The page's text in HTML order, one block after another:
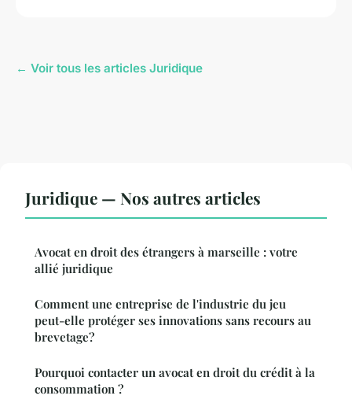
← Voir tous les articles Juridique
Juridique — Nos autres articles
Avocat en droit des étrangers à marseille : votre
allié juridique
Comment une entreprise de l'industrie du jeu
peut-elle protéger ses innovations sans recours au
brevetage?
Pourquoi contacter un avocat en droit du crédit à la
consommation ?